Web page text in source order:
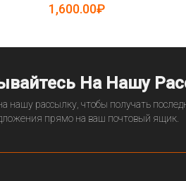
5081584)
1,600.00₽
На Нашу
нашу рассылку, чтобы получать
прямо на ваш почтовый ящик.